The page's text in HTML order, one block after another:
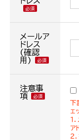
メールア
ドレス
(確認
用)
注意事
項
下
ェ
１
ア
２